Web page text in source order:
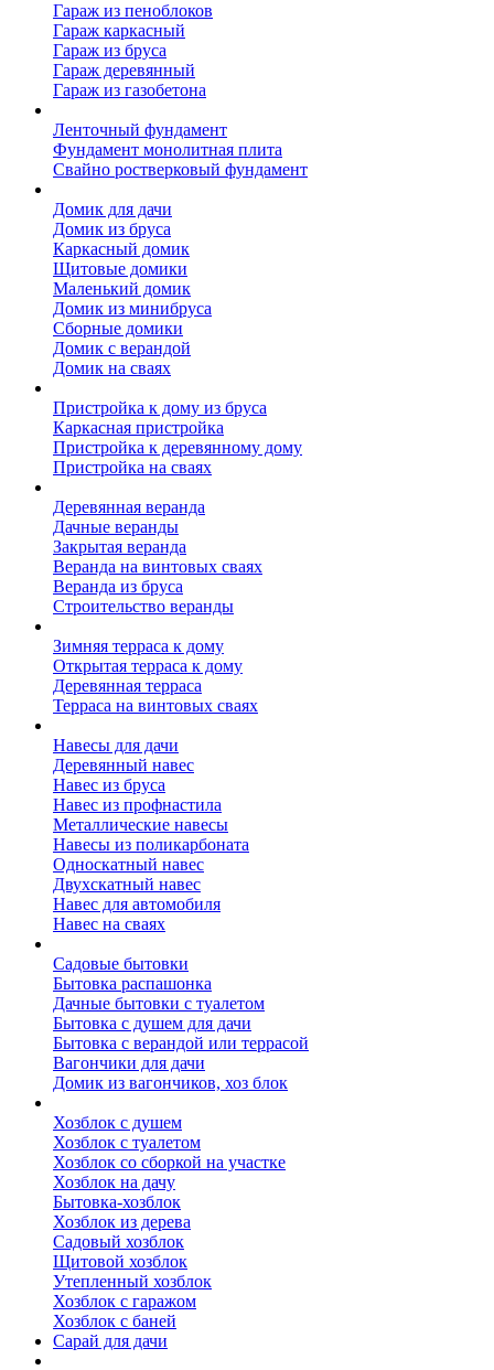
Гараж из пеноблоков
Гараж каркасный
Гараж из бруса
Гараж деревянный
Гараж из газобетона
Ленточный фундамент
Фундамент монолитная плита
Свайно ростверковый фундамент
Домик для дачи
Домик из бруса
Каркасный домик
Щитовые домики
Маленький домик
Домик из минибруса
Сборные домики
Домик с верандой
Домик на сваях
Пристройка к дому из бруса
Каркасная пристройка
Пристройка к деревянному дому
Пристройка на сваях
Деревянная веранда
Дачные веранды
Закрытая веранда
Веранда на винтовых сваях
Веранда из бруса
Строительство веранды
Зимняя терраса к дому
Открытая терраса к дому
Деревянная терраса
Терраса на винтовых сваях
Навесы для дачи
Деревянный навес
Навес из бруса
Навес из профнастила
Металлические навесы
Навесы из поликарбоната
Односкатный навес
Двухскатный навес
Навес для автомобиля
Навес на сваях
Садовые бытовки
Бытовка распашонка
Дачные бытовки с туалетом
Бытовка с душем для дачи
Бытовка с верандой или террасой
Вагончики для дачи
Домик из вагончиков, хоз блок
Хозблок с душем
Хозблок с туалетом
Хозблок со сборкой на участке
Хозблок на дачу
Бытовка-хозблок
Хозблок из дерева
Садовый хозблок
Щитовой хозблок
Утепленный хозблок
Хозблок с гаражом
Хозблок с баней
Сарай для дачи